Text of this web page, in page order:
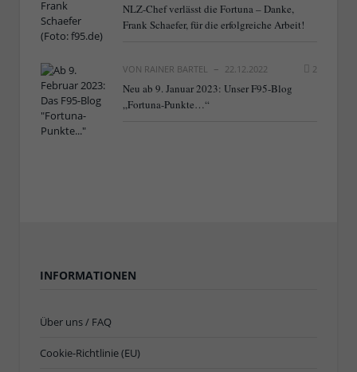
NLZ-Chef verlässt die Fortuna – Danke,
Frank Schaefer, für die erfolgreiche Arbeit!
VON RAINER BARTEL 22.12.2022 2
Neu ab 9. Januar 2023: Unser F95-Blog
„Fortuna-Punkte…“
INFORMATIONEN
Über uns / FAQ
Cookie-Richtlinie (EU)